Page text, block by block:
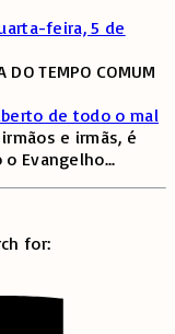
feira, 5 de
DO TEMPO COMUM
de todo o mal
e irmãs, é
o Evangelho...
for: